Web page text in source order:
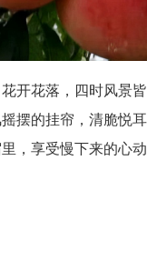
开花落，四时风景
摆的挂帘，清脆悦
，享受慢下来的心